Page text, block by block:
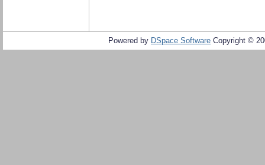
Powered by DSpace Software Copyright ©